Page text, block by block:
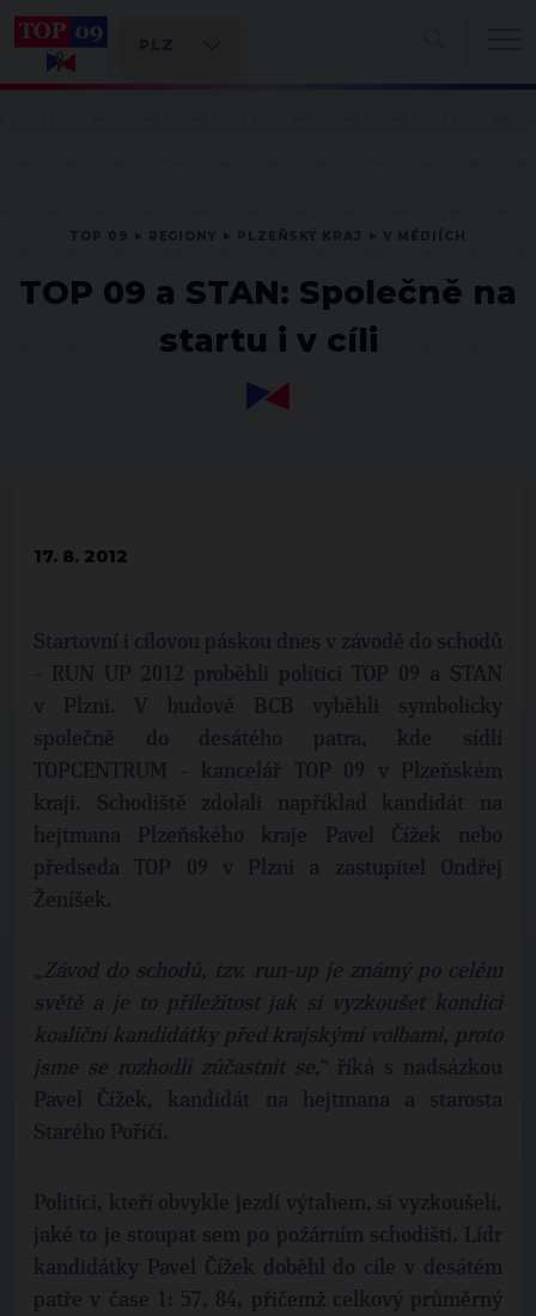
TOP 09 a STAN: Společně na
startu i v cíli
17. 8. 2012
Startovní i cílovou páskou dnes v závodě do schodů
- RUN UP 2012 proběhli politici TOP 09 a STAN
v Plzni. V budově BCB vyběhli symbolicky
společně do desátého patra, kde sídlí
TOPCENTRUM - kancelář TOP 09 v Plzeňském
kraji. Schodiště zdolali například kandidát na
hejtmana Plzeňského kraje Pavel Čížek nebo
předseda TOP 09 v Plzni a zastupitel Ondřej
Ženíšek.
„Závod do schodů, tzv. run-up je známý po celém
světě a je to příležitost jak si vyzkoušet kondici
koaliční kandidátky před krajskými volbami, proto
jsme se rozhodli zúčastnit se,“ říká s nadsázkou
Pavel Čížek, kandidát na hejtmana a starosta
Starého Poříčí.
Politici, kteří obvykle jezdí výtahem, si vyzkoušeli,
jaké to je stoupat sem po požárním schodišti. Lídr
kandidátky Pavel Čížek doběhl do cíle v desátém
patře v čase 1: 57, 84, přičemž celkový průměrný